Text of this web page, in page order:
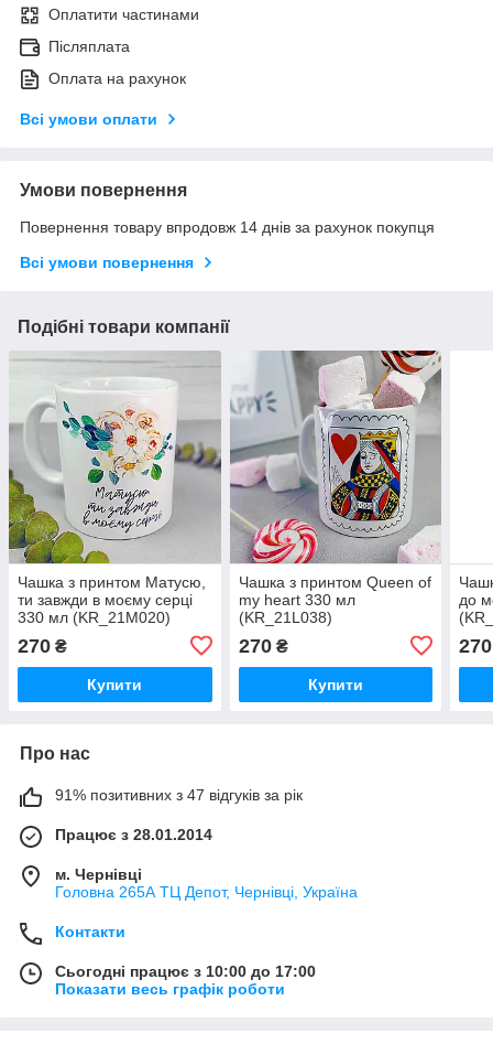
Оплатити частинами
Післяплата
Оплата на рахунок
Всі умови оплати
Умови повернення
Повернення товару впродовж 14 днів за рахунок покупця
Всі умови повернення
Подібні товари компанії
Чашка з принтом Матусю,
ти завжди в моєму серці
330 мл (KR_21M020)
270 ₴
Купити
Чашка з принтом Queen of
my heart 330 мл
(KR_21L038)
270₴
Купити
до
270
Про нас
91% позитивних з 47 відгуків за рік
Працює з 28.01.2014
м. Чернівці
Головна 265А ТЦ Депот, Чернівці, Україна
Контакти
Сьогодні працює з 10:00 до 17:00
Показати весь графік роботи